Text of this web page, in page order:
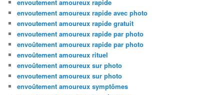
envoutement amoureux rapide
envoutement amoureux rapide avec photo
envoutement amoureux rapide gratuit
envoutement amoureux rapide par photo
envoûtement amoureux rapide par photo
envoûtement amoureux rituel
envoûtement amoureux sur photo
envoutement amoureux sur photo
envoûtement amoureux symptômes